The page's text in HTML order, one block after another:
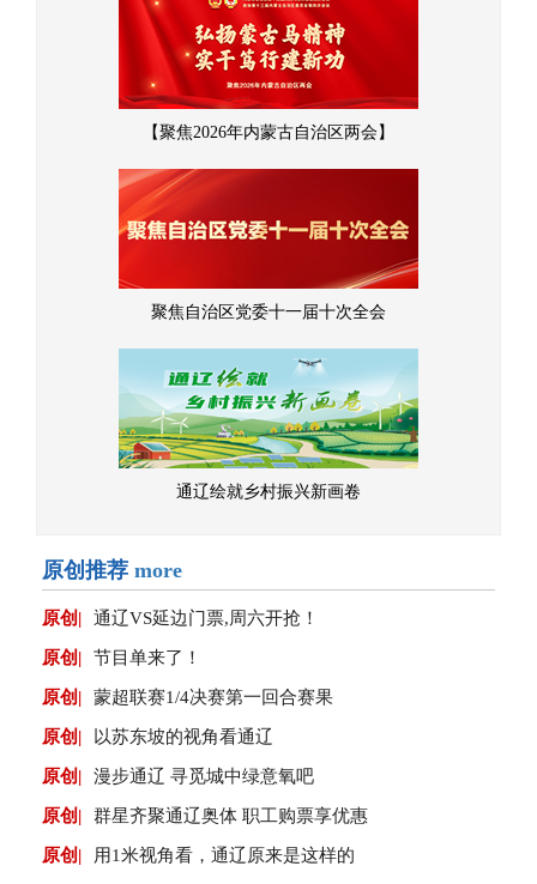
【聚焦2026年内蒙古自治区两会】
聚焦自治区党委十一届十次全会
通辽绘就乡村振兴新画卷
原创推荐 more
原创| 通辽VS延边门票,周六开抢！
原创| 节目单来了！
原创| 蒙超联赛1/4决赛第一回合赛果
原创| 以苏东坡的视角看通辽
原创| 漫步通辽 寻觅城中绿意氧吧
原创| 群星齐聚通辽奥体 职工购票享优惠
原创| 用1米视角看，通辽原来是这样的